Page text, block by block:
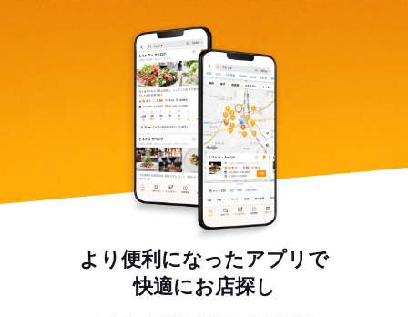
より便利になったアプリで
快適にお店探し